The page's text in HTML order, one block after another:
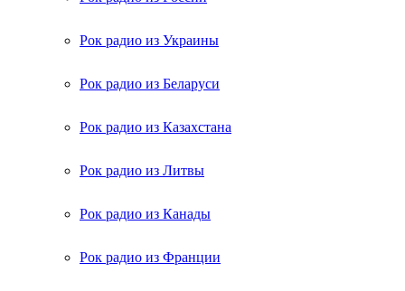
Рок радио из Украины
Рок радио из Беларуси
Рок радио из Казахстана
Рок радио из Литвы
Рок радио из Канады
Рок радио из Франции